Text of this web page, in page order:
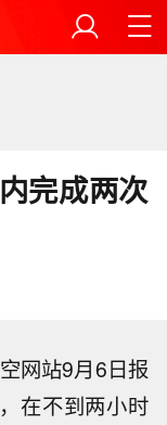
完成两次
网站9月6日报
在不到两小时